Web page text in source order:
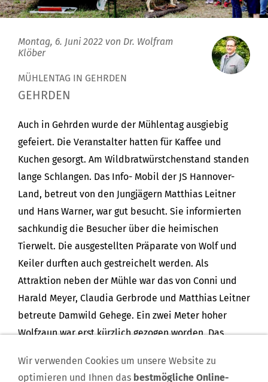
Montag, 6. Juni 2022 von Dr. Wolfram
Klöber
MÜHLENTAG IN GEHRDEN
GEHRDEN
Auch in Gehrden wurde der Mühlentag ausgiebig
gefeiert. Die Veranstalter hatten für Kaffee und
Kuchen gesorgt. Am Wildbratwürstchenstand standen
lange Schlangen. Das Info- Mobil der JS Hannover-
Land, betreut von den Jungjägern Matthias Leitner
und Hans Warner, war gut besucht. Sie informierten
sachkundig die Besucher über die heimischen
Tierwelt. Die ausgestellten Präparate von Wolf und
Keiler durften auch gestreichelt werden. Als
Attraktion neben der Mühle war das von Conni und
Harald Meyer, Claudia Gerbrode und Matthias Leitner
betreute Damwild Gehege. Ein zwei Meter hoher
Wolfzaun war erst kürzlich gezogen worden. Das
im Gehege auch füttern.
Wir verwenden Cookies um unsere Website zu
optimieren und Ihnen das bestmögliche Online-